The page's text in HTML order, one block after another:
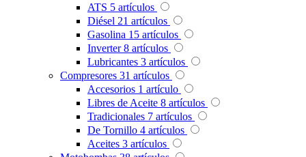
ATS 5 artículos
Diésel 21 artículos
Gasolina 15 artículos
Inverter 8 artículos
Lubricantes 3 artículos
Compresores 31 artículos
Accesorios 1 artículo
Libres de Aceite 8 artículos
Tradicionales 7 artículos
De Tornillo 4 artículos
Aceites 3 artículos